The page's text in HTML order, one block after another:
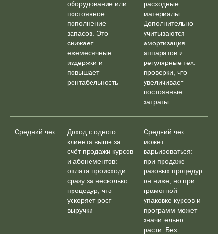
оборудование или
постоянное
пополнение
запасов. Это
снижает
ежемесячные
издержки и
повышает
рентабельность
расходные
материалы.
Дополнительно
учитываются
амортизация
аппаратов и
регулярные тех.
проверки, что
увеличивает
постоянные
затраты
Средний чек
Доход с одного
клиента выше за
счёт продажи курсов
и абонементов:
оплата происходит
сразу за несколько
процедур, что
ускоряет рост
выручки
Средний чек
может
варьироваться:
при продаже
разовых процедур
он ниже, но при
грамотной
упаковке курсов и
программ может
значительно
расти. Без